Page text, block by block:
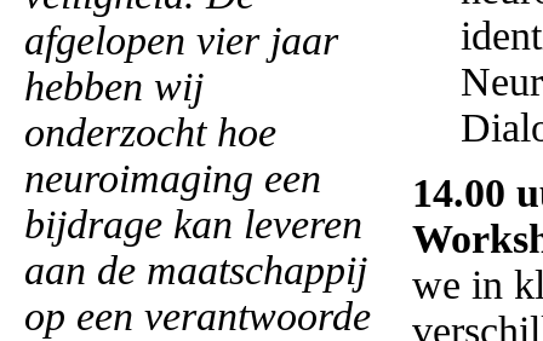
afgelopen vier jaar
hebben wij
onderzocht hoe
neuroimaging een
bijdrage kan leveren
aan de maatschappij
op een verantwoorde
14.00
we in